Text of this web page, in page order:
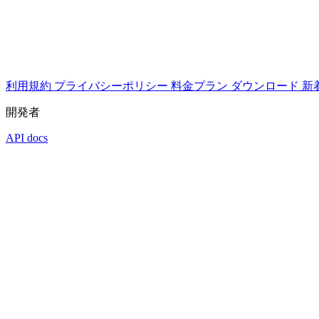
利用規約 プライバシーポリシー 料金プラン ダウンロード 新
開発者
API docs